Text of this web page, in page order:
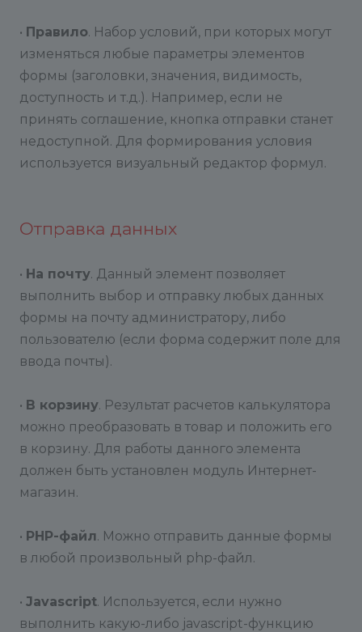
• Правило. Набор условий, при которых могут
изменяться любые параметры элементов
формы (заголовки, значения, видимость,
доступность и т.д.). Например, если не
принять соглашение, кнопка отправки станет
недоступной. Для формирования условия
используется визуальный редактор формул.
Отправка данных
• На почту. Данный элемент позволяет
выполнить выбор и отправку любых данных
формы на почту администратору, либо
пользователю (если форма содержит поле для
ввода почты).
• В корзину. Результат расчетов калькулятора
можно преобразовать в товар и положить его
в корзину. Для работы данного элемента
должен быть установлен модуль Интернет-
магазин.
• PHP-файл. Можно отправить данные формы
в любой произвольный php-файл.
• Javascript. Используется, если нужно
выполнить какую-либо javascript-функцию